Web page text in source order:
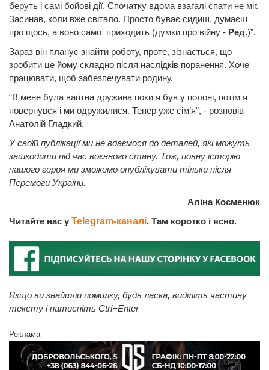
беруть і самі бойові дії. Спочатку вдома взагалі спати не міг.
Засинав, коли вже світало. Просто буває сидиш, думаєш
про щось, а воно само приходить (думки про війну - Ред.)”.
Зараз він планує знайти роботу, проте, зізнається, що
зробити це йому складно після наслідків поранення. Хоче
працювати, щоб забезпечувати родину.
“В мене була вагітна дружина поки я був у полоні, потім я
повернувся і ми одружилися. Тепер уже сім’я”, - розповів
Анатолій Гладкий.
У своїй публікації ми не вдаємося до деталей, які можуть
зашкодити під час воєнного стану. Тож, повну історію
нашого героя ми зможемо опублікувати тільки після
Перемоги України.
Аліна Косменюк
Читайте нас у Telegram-каналі. Там коротко і ясно.
Якщо ви знайшли помилку, будь ласка, виділіть частину
тексту і натисніть Ctrl+Enter
Реклама